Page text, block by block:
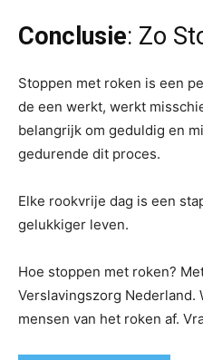
Conclusie: Zo
Stoppen met roken is een
de een werkt, werkt
belangrijk om geduldig en
gedurende dit proces.
Elke rookvrije dag is een
gelukkiger leven.
Hoe stoppen met roken?
Verslavingszorg Nederland.
mensen van het roken af.